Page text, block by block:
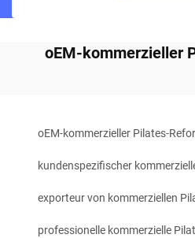
oEM-kommerzieller
oEM-kommerzieller Pilates-
kundenspezifischer
exporteur von kommerziellen
professionelle kommerzielle